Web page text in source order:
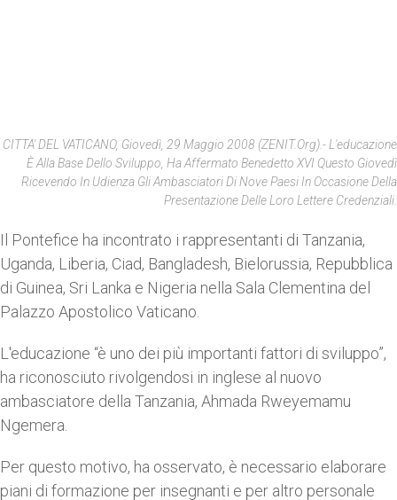
CITTA' DEL VATICANO, Giovedì, 29 Maggio 2008 (ZENIT.org).- L'educazione
È Alla Base Dello Sviluppo, Ha Affermato Benedetto XVI Questo Giovedì
Ricevendo In Udienza Gli Ambasciatori Di Nove Paesi In Occasione Della
Presentazione Delle Loro Lettere Credenziali.
Il Pontefice ha incontrato i rappresentanti di Tanzania,
Uganda, Liberia, Ciad, Bangladesh, Bielorussia, Repubblica
di Guinea, Sri Lanka e Nigeria nella Sala Clementina del
Palazzo Apostolico Vaticano.
L'educazione “è uno dei più importanti fattori di sviluppo”,
ha riconosciuto rivolgendosi in inglese al nuovo
ambasciatore della Tanzania, Ahmada Rweyemamu
Ngemera.
Per questo motivo, ha osservato, è necessario elaborare
piani di formazione per insegnanti e per altro personale